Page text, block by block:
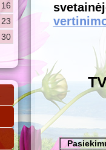
16
23
30